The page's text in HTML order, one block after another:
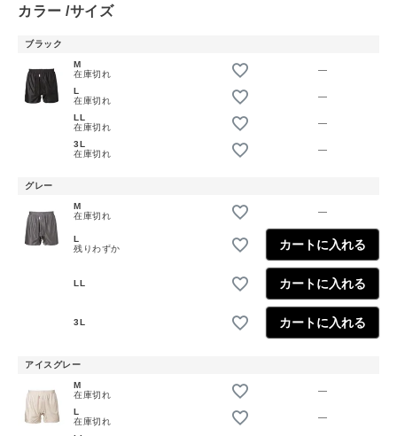
カラー サイズ
ブラック
M
在庫切れ
—
L
在庫切れ
—
LL
在庫切れ
—
3L
在庫切れ
—
グレー
M
在庫切れ
—
L
残りわずか
カートに入れる
LL カートに入れる
3L カートに入れる
アイスグレー
M
在庫切れ
—
L
在庫切れ
—